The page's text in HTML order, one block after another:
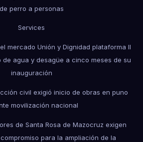
de perro a personas
Services
mercado Unión y Dignidad plataforma II
agua y desagüe a cinco meses de su
inauguración
civil exigió inicio de obras en puno
movilización nacional
de Santa Rosa de Mazocruz exigen
para la ampliación de la